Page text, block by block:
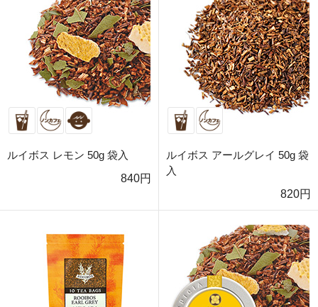
ルイボス レモン 50g 袋入
840円
ルイボス アールグレイ 50g 袋
入
820円